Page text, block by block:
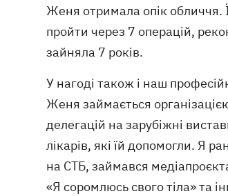
Женя отримала опік обличчя.
пройти через 7 операцій,
зайняла 7 років.
У нагоді також і наш
Женя займається
делегацій на зарубіжні
лікарів, які їй допомогли. Я
на СТБ, займався
«Я соромлюсь свого тіла» та